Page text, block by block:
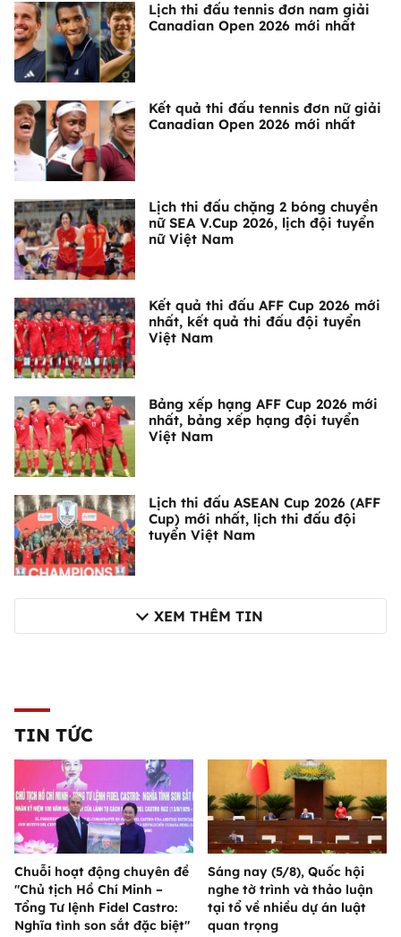
Lịch thi đấu tennis đơn nam giải
Canadian Open 2026 mới nhất
Kết quả thi đấu tennis đơn nữ giải
Canadian Open 2026 mới nhất
Lịch thi đấu chặng 2 bóng chuyền
nữ SEA V.Cup 2026, lịch đội tuyển
nữ Việt Nam
Kết quả thi đấu AFF Cup 2026 mới
nhất, kết quả thi đấu đội tuyển
Việt Nam
Bảng xếp hạng AFF Cup 2026 mới
nhất, bảng xếp hạng đội tuyển
Việt Nam
Lịch thi đấu ASEAN Cup 2026 (AFF
Cup) mới nhất, lịch thi đấu đội
tuyển Việt Nam
XEM THÊM TIN
TIN TỨC
Chuỗi hoạt động chuyên đề
"Chủ tịch Hồ Chí Minh –
Tổng Tư lệnh Fidel Castro:
Nghĩa tình son sắt đặc biệt"
Sáng nay (5/8), Quốc hội
nghe tờ trình và thảo luận
tại tổ về nhiều dự án luật
quan trọng